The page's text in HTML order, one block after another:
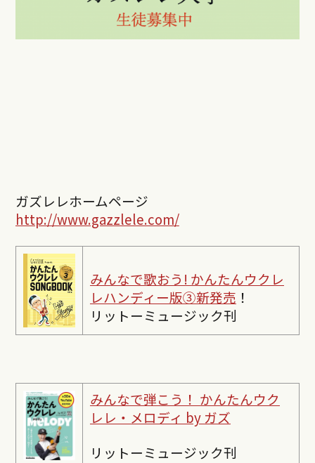
ガズレレホームページ
http://www.gazzlele.com/
みんなで歌おう! かんたんウクレ
レハンディー版③新発売 ！
リットーミュージック刊
みんなで弾こう！ かんたんウク
レレ・メロディ by ガズ
リットーミュージック刊